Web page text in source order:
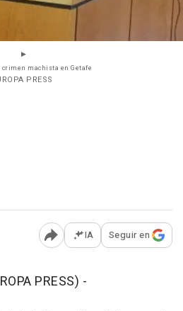
machista en Getafe
PRESS
Abrir opciones para
IA Seguir en
PRESS) -